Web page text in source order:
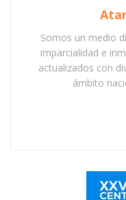
Somos un medio
imparcialidad e
actualizados con
ámbito